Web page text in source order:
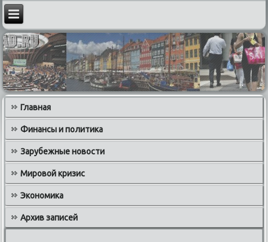
Главная
Финансы и политика
Зарубежные новости
Мировой кризис
Экономика
Архив записей